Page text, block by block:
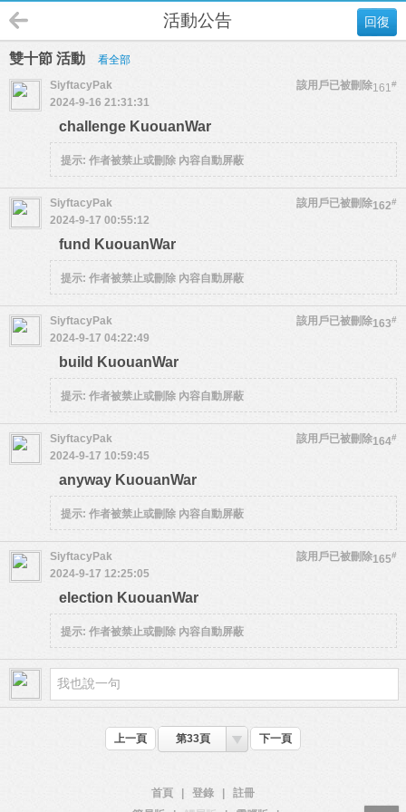
回復
活動公告
雙十節 活動 看全部
161#
SiyftacyPak
該用戶已被刪除
2024-9-16 21:31:31
challenge KuouanWar
提示: 作者被禁止或刪除 內容自動屏蔽
162#
SiyftacyPak
該用戶已被刪除
2024-9-17 00:55:12
fund KuouanWar
提示: 作者被禁止或刪除 內容自動屏蔽
163#
SiyftacyPak
該用戶已被刪除
2024-9-17 04:22:49
build KuouanWar
提示: 作者被禁止或刪除 內容自動屏蔽
164#
SiyftacyPak
該用戶已被刪除
2024-9-17 10:59:45
anyway KuouanWar
提示: 作者被禁止或刪除 內容自動屏蔽
165#
SiyftacyPak
該用戶已被刪除
2024-9-17 12:25:05
election KuouanWar
提示: 作者被禁止或刪除 內容自動屏蔽
上一頁 第33頁 下一頁
首頁 登錄
註冊